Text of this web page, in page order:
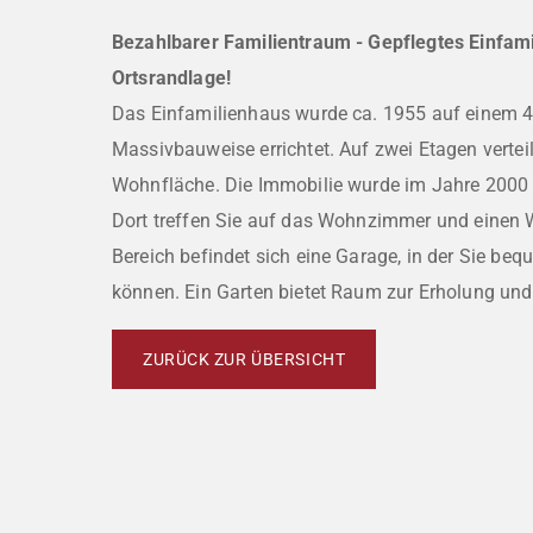
Bezahlbarer Familientraum - Gepflegtes
Ortsrandlage!
Das Einfamilienhaus wurde ca. 1955 auf einem
Massivbauweise errichtet. Auf zwei Etagen
Wohnfläche. Die Immobilie wurde im Jahre
Dort treffen Sie auf das Wohnzimmer und einen
Bereich befindet sich eine Garage, in der Sie
können. Ein Garten bietet Raum zur Erholung
ZURÜCK ZUR ÜBERSICHT